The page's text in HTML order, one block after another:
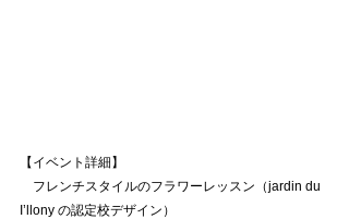
【イベント詳細】
フレンチスタイルのフラワーレッスン（jardin du
I’llony の認定校デザイン）